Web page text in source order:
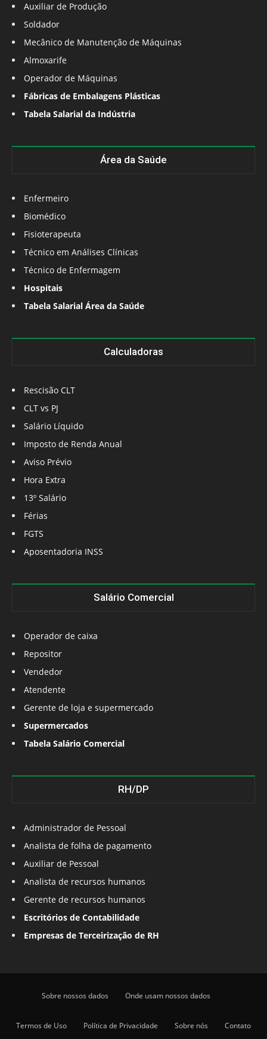
Auxiliar de Produção
Soldador
Mecânico de Manutenção de Máquinas
Almoxarife
Operador de Máquinas
Fábricas de Embalagens Plásticas
Tabela Salarial da Indústria
Área da Saúde
Enfermeiro
Biomédico
Fisioterapeuta
Técnico em Análises Clínicas
Técnico de Enfermagem
Hospitais
Tabela Salarial Área da Saúde
Calculadoras
Rescisão CLT
CLT vs PJ
Salário Líquido
Imposto de Renda Anual
Aviso Prévio
Hora Extra
13º Salário
Férias
FGTS
Aposentadoria INSS
Salário Comercial
Operador de caixa
Repositor
Vendedor
Atendente
Gerente de loja e supermercado
Supermercados
Tabela Salário Comercial
RH/DP
Administrador de Pessoal
Analista de folha de pagamento
Auxiliar de Pessoal
Analista de recursos humanos
Gerente de recursos humanos
Escritórios de Contabilidade
Empresas de Terceirização de RH
Sobre nossos dados Onde usam nossos dados
Termos de Uso Política de Privacidade Sobre nós Contato